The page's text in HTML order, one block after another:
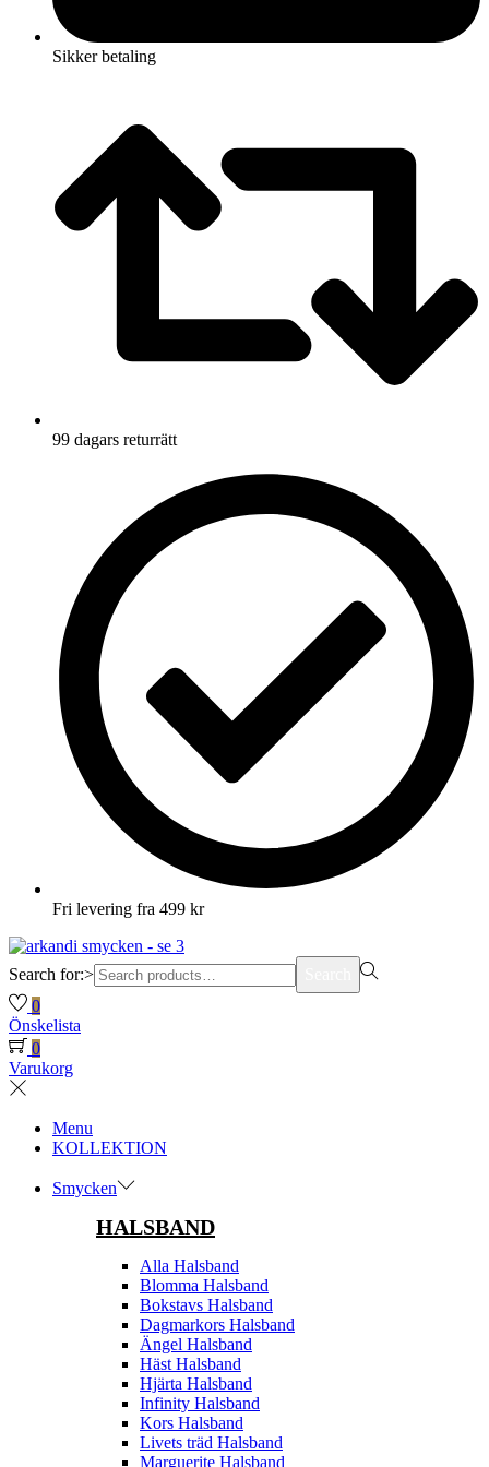
Sikker betaling
99 dagars returrätt
Fri levering fra 499 kr
Search for:>
0
Önskelista
0
Varukorg
Menu
KOLLEKTION
Smycken
HALSBAND
Alla Halsband
Blomma Halsband
Bokstavs Halsband
Dagmarkors Halsband
Ängel Halsband
Häst Halsband
Hjärta Halsband
Infinity Halsband
Kors Halsband
Livets träd Halsband
Marguerite Halsband